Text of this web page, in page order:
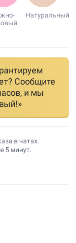
Натуральный
Сообщите
и мы
в чатах.
5 минут.